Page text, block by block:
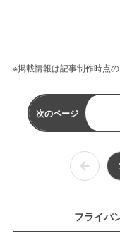
※掲載情報は記事制作時点
次のページ
フライパ